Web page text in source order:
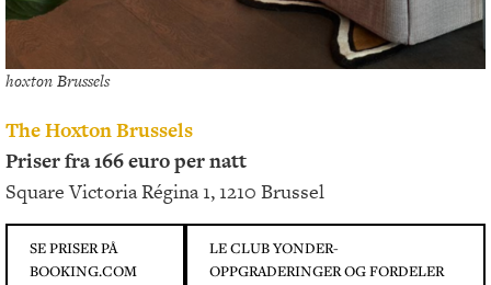
hoxton Brussels
The Hoxton Brussels
Priser fra 166 euro per natt
Square Victoria Régina 1, 1210 Brussel
SE PRISER PÅ
BOOKING.COM
LE CLUB YONDER-
OPPGRADERINGER OG FORDELER